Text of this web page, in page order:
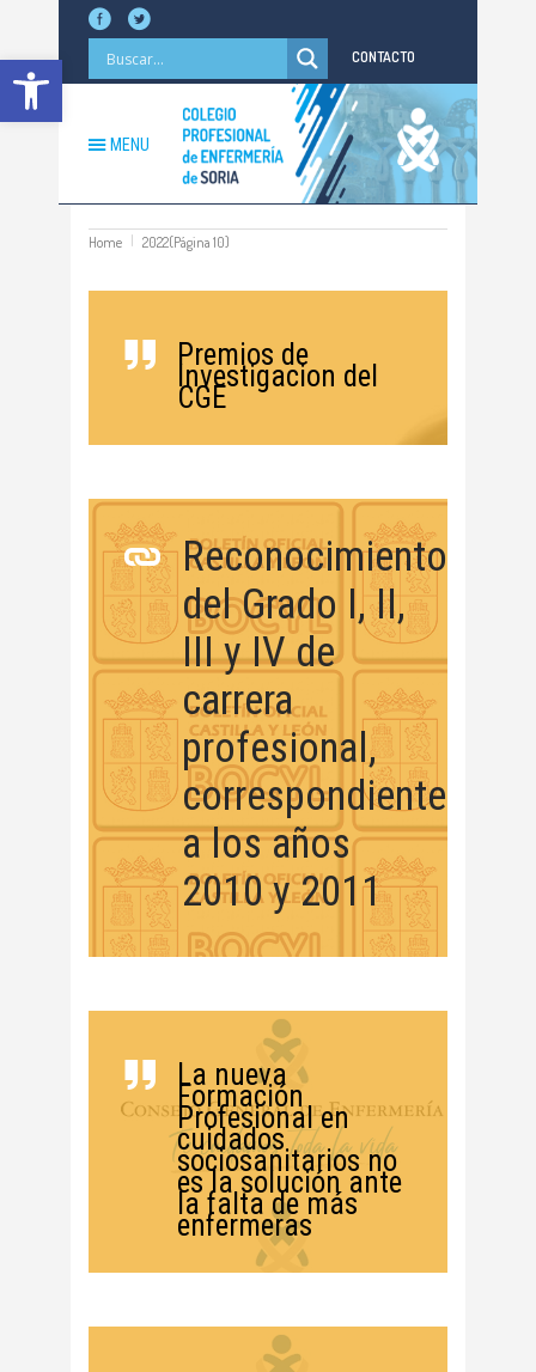
Abrir barra de herramientas CONTACTO
MENU
Home 2022(Página 10)
Premios de
Investigacion del
CGE
Reconocimiento
del Grado I, II,
III y IV de
carrera
profesional,
correspondiente
a los años
2010 y 2011
La nueva
Formación
Profesional en
cuidados
sociosanitarios no
es la solución ante
la falta de más
enfermeras